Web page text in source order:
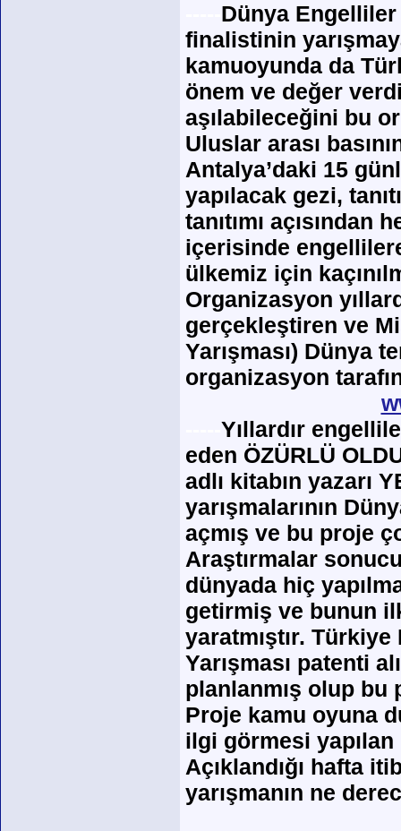
Dünya Engelliler
finalistinin
kamuoyunda da
önem ve değer
aşılabileceğini bu
Uluslar arası
Antalya’daki 15
yapılacak gezi,
tanıtımı
içerisinde
ülkemiz için
Organizasyon
gerçekleştiren ve
Yarışması) Dünya
organizasyon
Yıllardır
eden ÖZÜRLÜ
adlı kitabın yazarı
yarışmalarının
açmış ve bu proje
Araştırmalar
dünyada hiç
getirmiş ve bunun
yaratmıştır.
Yarışması patenti
planlanmış olup
Proje kamu oyuna
ilgi görmesi
Açıklandığı hafta
yarışmanın ne